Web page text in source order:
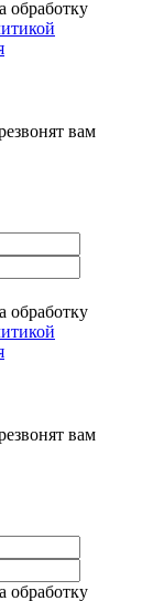
обработку
вам
обработку
вам
обработку